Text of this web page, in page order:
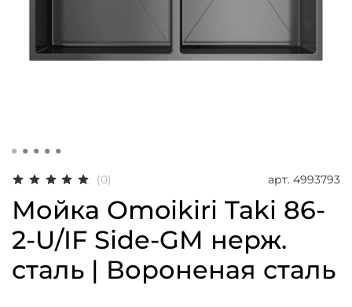
(0) арт. 4993793
Мойка Omoikiri Taki 86-
2-U/IF Side-GM нерж.
сталь | Вороненая сталь